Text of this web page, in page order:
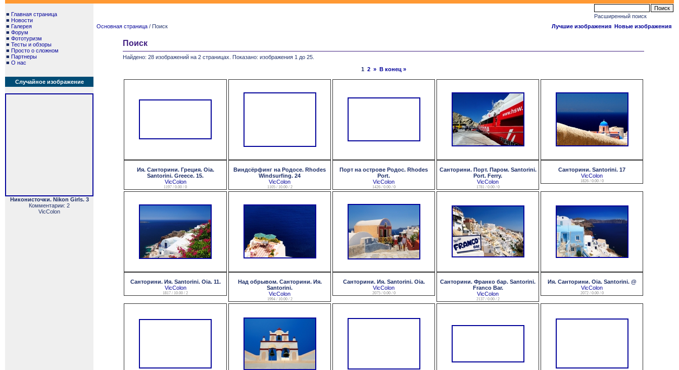
■ Главная страница
■ Новости
■ Галерея
■ Форум
■ Фототуризм
■ Тесты и обзоры
■ Просто о сложном
■ Партнеры
■ О нас
Случайное изображение
Никонисточки. Nikon Girls. 3
Комментарии: 2
VicColon
Расширенный поиск
Основная страница / Поиск Лучшие изображения Новые изображения
Поиск
Найдено: 28 изображений на 2 страницах. Показано: изображения 1 до 25.
1 2 » В конец »
Ия. Санторини. Греция. Oia.
Santorini. Greece. 15.
VicColon
1197 / 0.00 / 0
Виндсёрфинг на Родосе. Rhodes
Windsurfing. 24
VicColon
1105 / 10.00 / 2
Порт на острове Родос. Rhodes
Port.
VicColon
1426 / 0.00 / 0
Санторини. Порт. Паром. Santorini.
Port. Ferry.
VicColon
1781 / 0.00 / 0
Санторини. Santorini. 17
VicColon
1826 / 0.00 / 0
Санторини. Ия. Santorini. Oia. 11.
VicColon
1817 / 10.00 / 2
Над обрывом. Санторини. Ия.
Santorini.
VicColon
1994 / 10.00 / 2
Санторини. Ия. Santorini. Oia.
VicColon
2075 / 0.00 / 0
Санторини. Франко бар. Santorini.
Franco Bar.
VicColon
2137 / 0.00 / 2
Ия. Санторини. Oia. Santorini. @
VicColon
2072 / 0.00 / 0